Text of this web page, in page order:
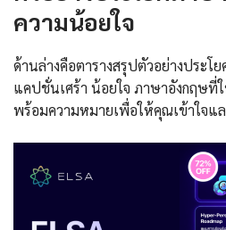
ความน้อยใจ
ด้านล่างคือตารางสรุปตัวอย่างประโ
แคปชั่นเศร้า น้อยใจ ภาษาอังกฤษที่
พร้อมความหมายเพื่อให้คุณเข้าใจแ